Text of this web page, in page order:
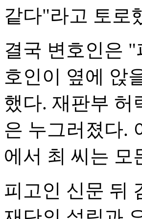
같다"라고 토로
결국 변호인은
호인이 옆에 앉
했다. 재판부 허
은 누그러졌다.
에서 최 씨는 모
피고인 신문 뒤